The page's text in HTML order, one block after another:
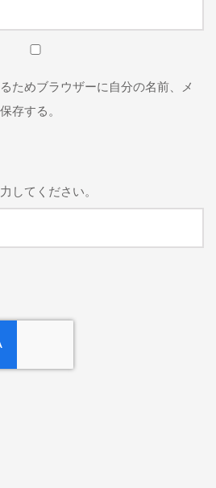
ためブラウザーに自分の名前、メ
存する。
してください。